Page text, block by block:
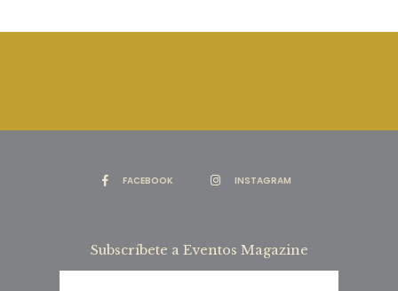
FACEBOOK INSTAGRAM
Subscríbete a Eventos Magazine